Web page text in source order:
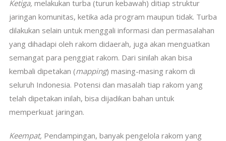
Ketiga, melakukan turba (turun kebawah) ditiap struktur
jaringan komunitas, ketika ada program maupun tidak. Turba
dilakukan selain untuk menggali informasi dan permasalahan
yang dihadapi oleh rakom didaerah, juga akan menguatkan
semangat para penggiat rakom. Dari sinilah akan bisa
kembali dipetakan (mapping) masing-masing rakom di
seluruh Indonesia. Potensi dan masalah tiap rakom yang
telah dipetakan inilah, bisa dijadikan bahan untuk
memperkuat jaringan.
Keempat, Pendampingan, banyak pengelola rakom yang